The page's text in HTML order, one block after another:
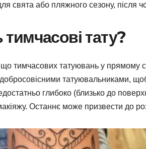
свята або пляжного сезону, після
тату?
тимчасових татуювань у прямому
татуювальниками,
глибоко (близько до
Останнє може призвести до